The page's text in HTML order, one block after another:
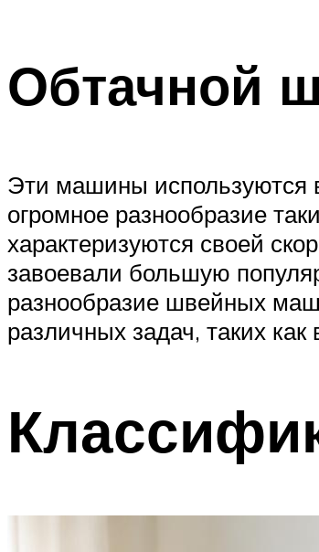
Обтачной
Эти машины используются
огромное разнообразие
характеризуются своей
завоевали большую
разнообразие швейных
различных задач, таких